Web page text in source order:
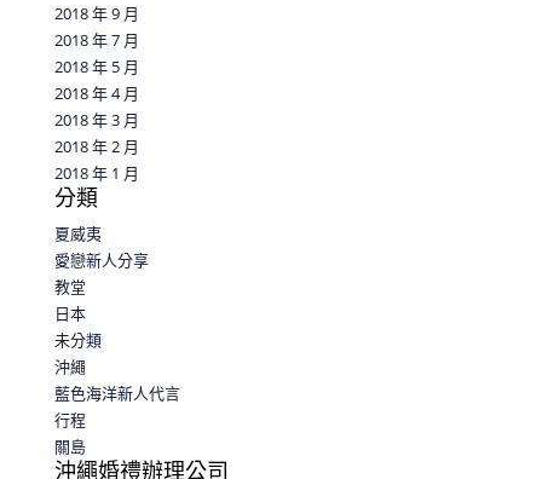
2018 年 9 月
2018 年 7 月
2018 年 5 月
2018 年 4 月
2018 年 3 月
2018 年 2 月
2018 年 1 月
分類
夏威夷
愛戀新人分享
教堂
日本
未分類
沖繩
藍色海洋新人代言
行程
關島
沖繩婚禮辦理公司